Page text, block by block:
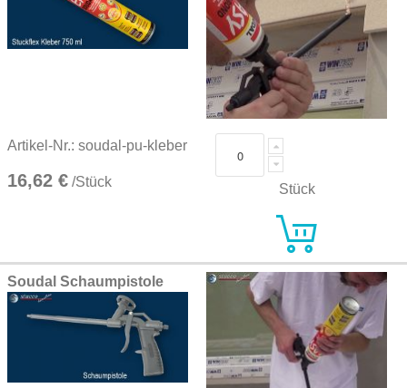
Artikel-Nr.: soudal-pu-kleber
16,62 € /Stück Stück
Soudal Schaumpistole